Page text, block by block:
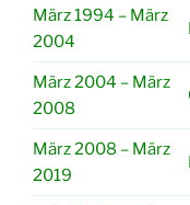
März 1994 – März
2004
März 2004 – März
2008
März 2008 – März
2019